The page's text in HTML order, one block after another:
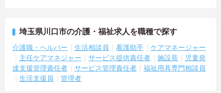
埼玉県川口市の介護・福祉求人を職種で探す
介護職・ヘルパー 生活相談員 看護助手
ケアマネージャー
主任ケアマネジャー
サービス提供責任者 施設長
児童発
達支援管理責任者
サービス管理責任者
福祉用具専門相談員
生活支援員
管理者